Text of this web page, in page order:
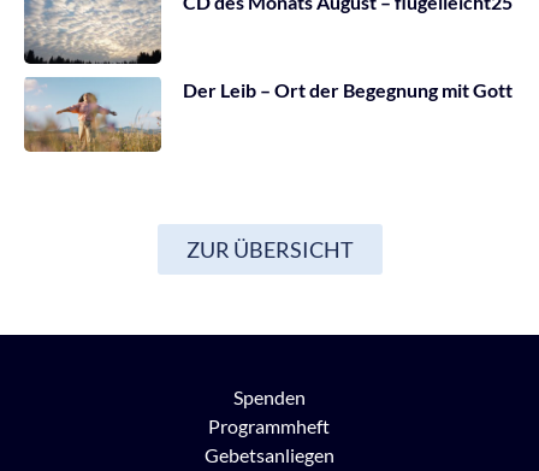
Der Leib – Ort der Begegnung mit Gott
ZUR ÜBERSICHT
Spenden
Programmheft
Gebetsanliegen